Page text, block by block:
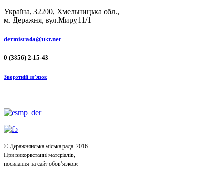
Україна, 32200, Хмельницька обл.,
м. Деражня, вул.Миру,11/1
dermisrada@ukr.net
0 (3856) 2-15-43
Зворотній зв’язок
© Деражнянська міська рада. 2016
При використанні матеріалів,
посилання на сайт обов’язкове